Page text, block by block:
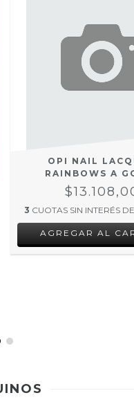
OPI NAIL
RAINBOWS A
3 CUOTAS SIN INTERÉS DE